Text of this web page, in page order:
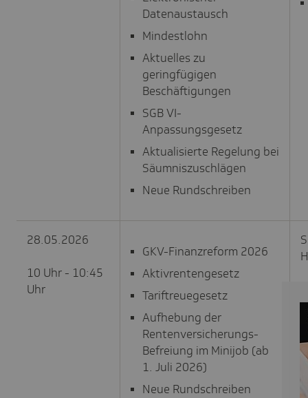
Datenaustausch
Mindestlohn
Aktuelles zu
geringfügigen
Beschäftigungen
SGB VI-
Anpassungsgesetz
Aktualisierte Regelung bei
Säumniszuschlägen
Neue Rundschreiben
28.05.2026
10 Uhr - 10:45
Uhr
GKV-Finanzreform 2026
Aktivrentengesetz
Tariftreuegesetz
Aufhebung der
Rentenversicherungs-
Befreiung im Minijob (ab
1. Juli 2026)
Neue Rundschreiben